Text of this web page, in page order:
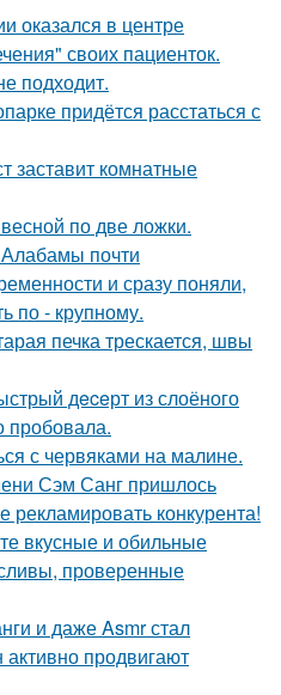
оказался в центре
своих пациенток.
подходит.
придётся расстаться с
заставит комнатные
по две ложки.
Алабамы почти
и сразу поняли,
по - крупному.
печка трескается, швы
дeceрт из слоёного
пробовала.
с червяками на малине.
Сэм Санг пришлось
конкурента!
вкусные и обильные
проверенные
и даже Asmr стал
продвигают